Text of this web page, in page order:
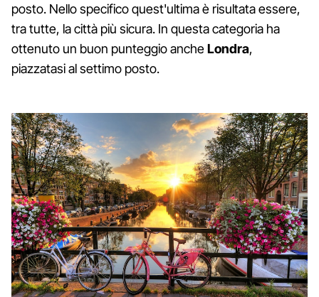
posto. Nello specifico quest'ultima è risultata essere,
tra tutte, la città più sicura. In questa categoria ha
ottenuto un buon punteggio ancheLondra,
piazzatasi al settimo posto.